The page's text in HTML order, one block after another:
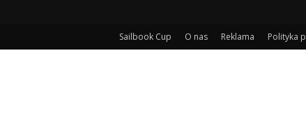
Sailbook Cup O nas Reklama Polityka